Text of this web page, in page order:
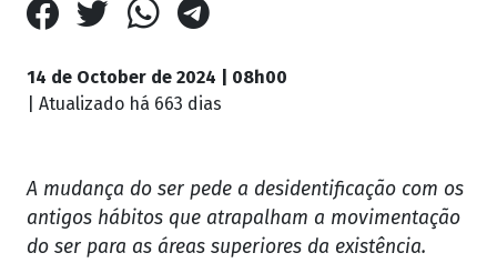
14 de October de 2024 | 08h00
| Atualizado há 663 dias
A mudança do ser pede a desidentificação com os
antigos hábitos que atrapalham a movimentação
do ser para as áreas superiores da existência.